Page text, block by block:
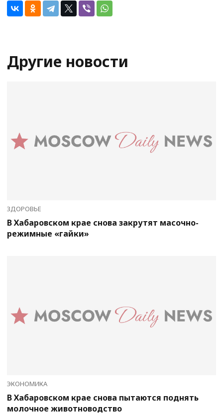
Другие новости
ЗДОРОВЬЕ
В Хабаровском крае снова закрутят масочно-
режимные «гайки»
ЭКОНОМИКА
В Хабаровском крае снова пытаются поднять
молочное животноводство